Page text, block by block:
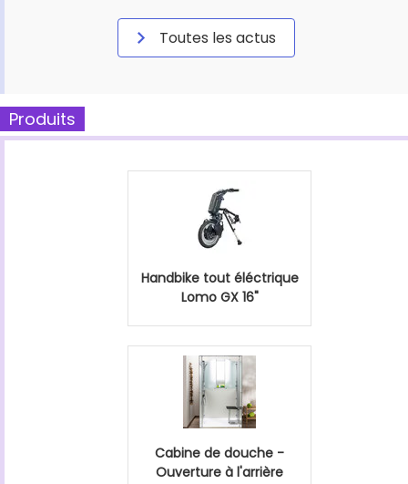
Toutes les actus
Produits
Handbike tout éléctrique
Lomo GX 16"
Cabine de douche -
Ouverture à l'arrière